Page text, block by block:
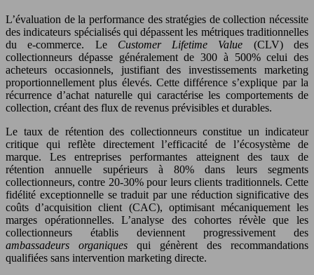
L’évaluation de la performance des stratégies de collection nécessite
des indicateurs spécialisés qui dépassent les métriques traditionnelles
du e-commerce. Le Customer Lifetime Value (CLV) des
collectionneurs dépasse généralement de 300 à 500% celui des
acheteurs occasionnels, justifiant des investissements marketing
proportionnellement plus élevés. Cette différence s’explique par la
récurrence d’achat naturelle qui caractérise les comportements de
collection, créant des flux de revenus prévisibles et durables.
Le taux de rétention des collectionneurs constitue un indicateur
critique qui reflète directement l’efficacité de l’écosystème de
marque. Les entreprises performantes atteignent des taux de
rétention annuelle supérieurs à 80% dans leurs segments
collectionneurs, contre 20-30% pour leurs clients traditionnels. Cette
fidélité exceptionnelle se traduit par une réduction significative des
coûts d’acquisition client (CAC), optimisant mécaniquement les
marges opérationnelles. L’analyse des cohortes révèle que les
collectionneurs établis deviennent progressivement des
ambassadeurs organiques qui génèrent des recommandations
qualifiées sans intervention marketing directe.